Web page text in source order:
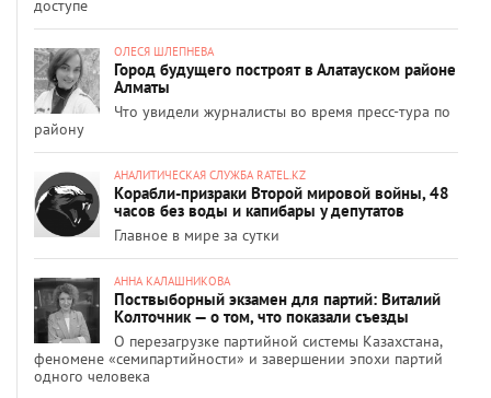
доступе
ОЛЕСЯ ШЛЕПНЕВА
Город будущего построят в Алатауском районе
Алматы
Что увидели журналисты во время пресс-тура по
району
АНАЛИТИЧЕСКАЯ СЛУЖБА RATEL.KZ
Корабли-призраки Второй мировой войны, 48
часов без воды и капибары у депутатов
Главное в мире за сутки
АННА КАЛАШНИКОВА
Поствыборный экзамен для партий: Виталий
Колточник — о том, что показали съезды
О перезагрузке партийной системы Казахстана,
феномене «семипартийности» и завершении эпохи партий
одного человека